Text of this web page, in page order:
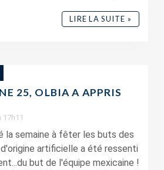
LIRE LA SUITE »
25, OLBIA A APPRIS
17h11
la semaine à fêter les buts des
d'origine artificielle a été ressenti
but de l'équipe mexicaine !